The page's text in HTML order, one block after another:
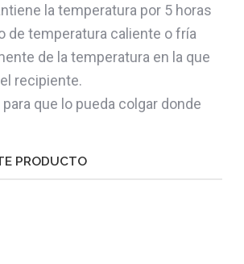
la temperatura por 5 horas
de temperatura caliente o fría
de la temperatura en la que
recipiente.
que lo pueda colgar donde
PRODUCTO